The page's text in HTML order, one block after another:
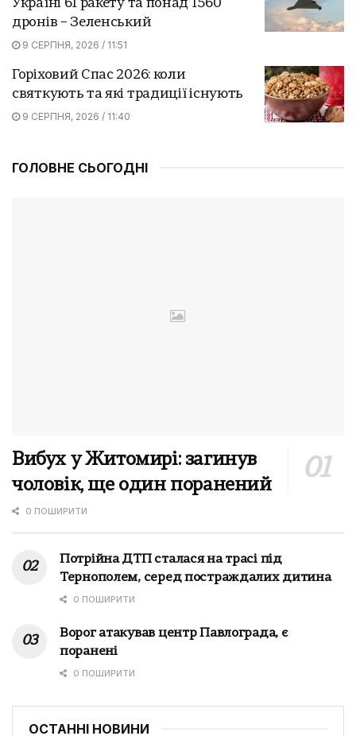
Україні 61 ракету та понад 1560
дронів – Зеленський
9 СЕРПНЯ, 2026 / 11:51
Горіховий Спас 2026: коли
святкують та які традиції існують
9 СЕРПНЯ, 2026 / 11:40
ГОЛОВНЕ СЬОГОДНІ
Вибух у Житомирі: загинув
чоловік, ще один поранений
0 ПОШИРИТИ
Потрійна ДТП сталася на трасі під
Тернополем, серед постраждалих дитина
0 ПОШИРИТИ
Ворог атакував центр Павлограда, є
поранені
0 ПОШИРИТИ
ОСТАННІ НОВИНИ